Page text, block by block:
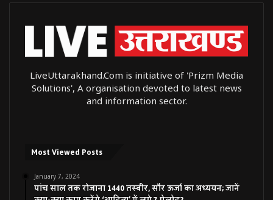
LiveUttarakhand.Com is initiative of 'Prizm Media
Solutions', A organisation devoted to latest news
and information sector.
Most Viewed Posts
January 7, 2024
पांच साल तक रोजाना 1440 तस्वीर, सौर ऊर्जा का अध्ययन; जानें